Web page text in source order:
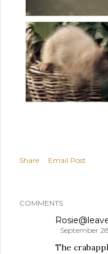
Share Email Post
COMMENTS
September
The